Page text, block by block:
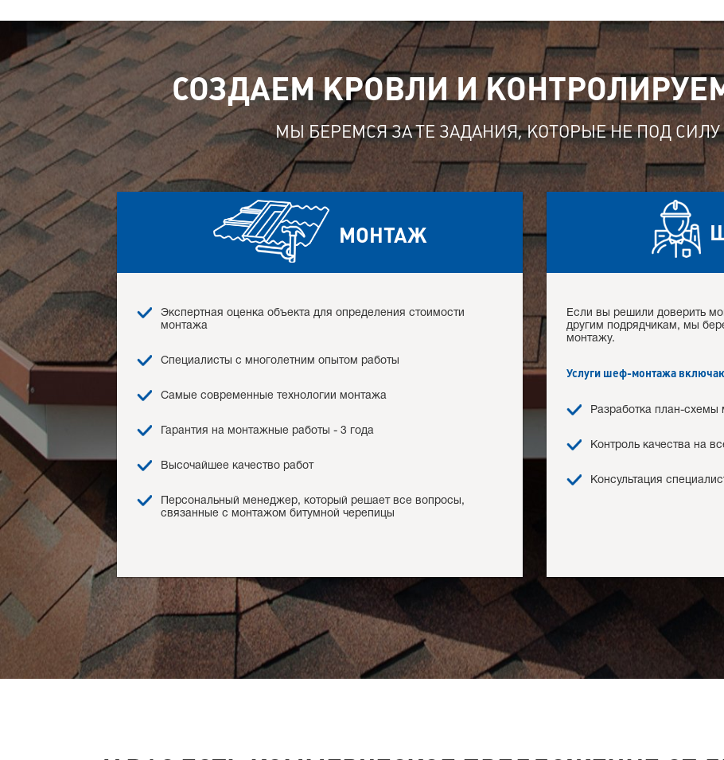
СОЗДАЕМ КРОВЛИ И
МЫ БЕРЕМСЯ ЗА ТЕ ЗАДАНИЯ, КОТОРЫЕ НЕ ПОД
МОНТАЖ
Экспертная оценка объекта для определения стоимости
монтажа
Специалисты с многолетним опытом работы
Самые современные технологии монтажа
Гарантия на монтажные работы - 3 года
Высочайшее качество работ
Персональный менеджер, который решает все вопросы,
связанные с монтажом битумной черепицы
Если вы решили доверить
другим подрядчикам, мы
монтажу.
Услуги шеф-монтажа
Разработка план-
Контроль качества на
Консультация